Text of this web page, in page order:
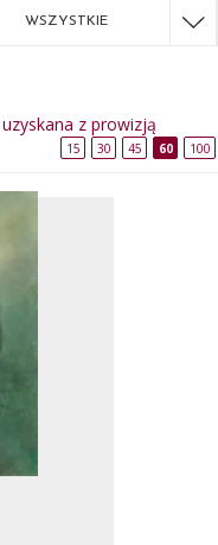
WSZYSTKIE
uzyskana z prowizją
15 30 45 60 100